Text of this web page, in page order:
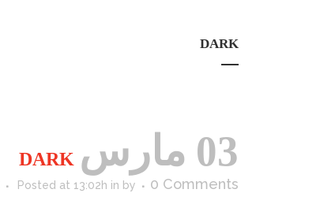
DARK
03 مارس
Posted at 13:02h in by 0 Comments